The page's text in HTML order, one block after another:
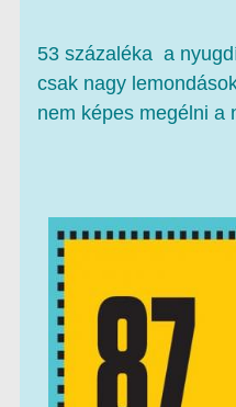
53 százaléka a
csak nagy
nem képes megélni a